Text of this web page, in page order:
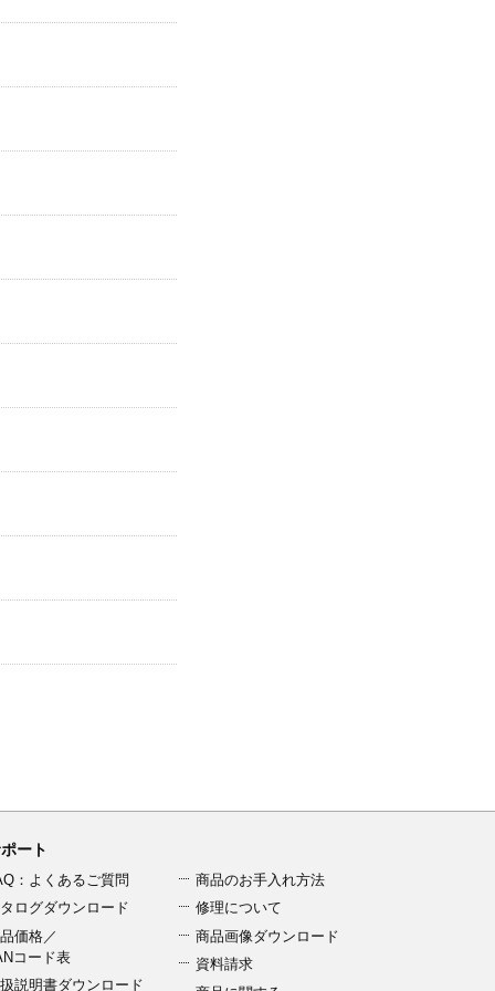
ート
：よくあるご質問
ログダウンロード
価格／
コード表
説明書ダウンロード
商品のお手入れ方法
修理について
商品画像ダウンロード
資料請求